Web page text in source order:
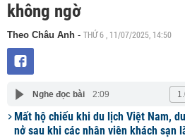
không ngờ
Theo Châu Anh - THỨ 6 , 11/07/2025, 14:50
Nghe đọc bài 2:09
Mất hộ chiếu khi du lịch Việt Nam,
nở sau khi các nhân viên khách sạn